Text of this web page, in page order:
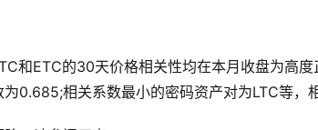
和ETC的30天价格相关性均在本月收盘为高
0.685;相关系数最小的密码资产对为LTC等，